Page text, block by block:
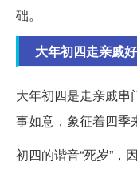
础。
大年初四走亲戚
大年初四是走亲戚串
事如意，象征着四季
初四的谐音“死岁”，